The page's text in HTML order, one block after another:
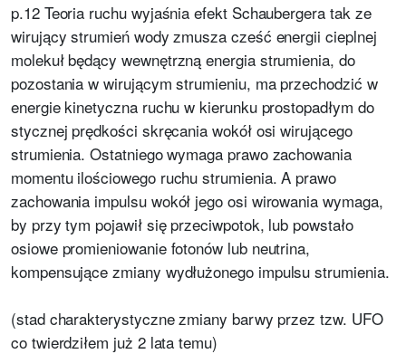
p.12 Teoria ruchu wyjaśnia efekt Schaubergera tak ze
wirujący strumień wody zmusza cześć energii cieplnej
molekuł będący wewnętrzną energia strumienia, do
pozostania w wirującym strumieniu, ma przechodzić w
energie kinetyczna ruchu w kierunku prostopadłym do
stycznej prędkości skręcania wokół osi wirującego
strumienia. Ostatniego wymaga prawo zachowania
momentu ilościowego ruchu strumienia. A prawo
zachowania impulsu wokół jego osi wirowania wymaga,
by przy tym pojawił się przeciwpotok, lub powstało
osiowe promieniowanie fotonów lub neutrina,
kompensujące zmiany wydłużonego impulsu strumienia.
(stad charakterystyczne zmiany barwy przez tzw. UFO
co twierdziłem już 2 lata temu)